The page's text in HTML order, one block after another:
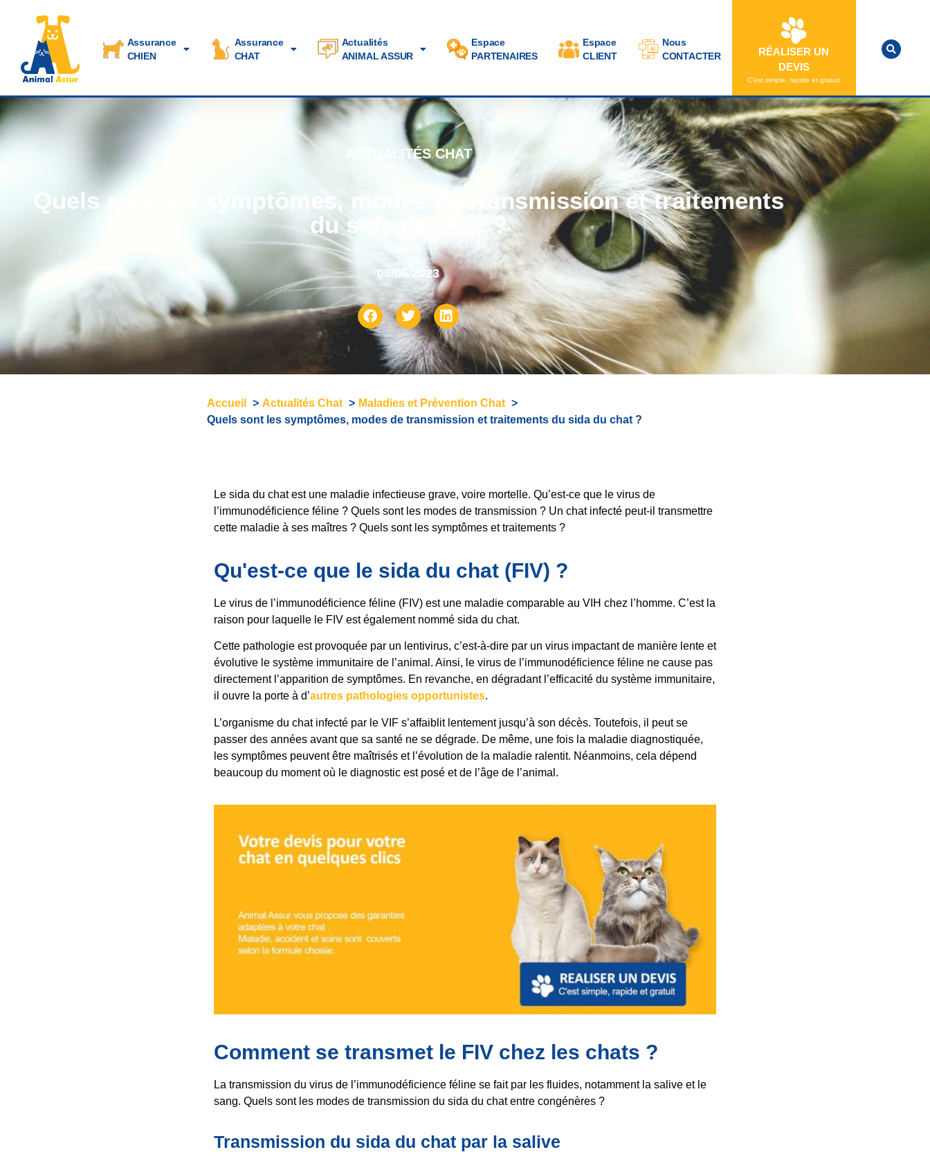
Assurance
CHIEN
Assurance
CHAT
Actualités
ANIMAL ASSUR
Espace
PARTENAIRES
Espace
CLIENT
Nous
CONTACTER
RÉALISER UN
DEVIS
C'est simple, rapide et gratuit
ACTUALITÉS CHAT
Quels sont les symptômes, modes de transmission et traitements
du sida du chat ?
06/06/2023
Accueil Actualités Chat
Maladies et Prévention Chat
Quels sont les symptômes, modes de transmission et traitements du sida du chat ?
Le sida du chat est une maladie infectieuse grave, voire mortelle. Qu’est-ce que le virus de
l’immunodéficience féline ? Quels sont les modes de transmission ? Un chat infecté peut-il transmettre
cette maladie à ses maîtres ? Quels sont les symptômes et traitements ?
Qu'est-ce que le sida du chat (FIV) ?
Le virus de l’immunodéficience féline (FIV) est une maladie comparable au VIH chez l’homme. C’est la
raison pour laquelle le FIV est également nommé sida du chat.
Cette pathologie est provoquée par un lentivirus, c’est-à-dire par un virus impactant de manière lente et
évolutive le système immunitaire de l’animal. Ainsi, le virus de l’immunodéficience féline ne cause pas
directement l’apparition de symptômes. En revanche, en dégradant l’efficacité du système immunitaire,
il ouvre la porte à d’autres pathologies opportunistes.
L’organisme du chat infecté par le VIF s’affaiblit lentement jusqu’à son décès. Toutefois, il peut se
passer des années avant que sa santé ne se dégrade. De même, une fois la maladie diagnostiquée,
les symptômes peuvent être maîtrisés et l’évolution de la maladie ralentit. Néanmoins, cela dépend
beaucoup du moment où le diagnostic est posé et de l’âge de l’animal.
Comment se transmet le FIV chez les chats ?
La transmission du virus de l’immunodéficience féline se fait par les fluides, notamment la salive et le
sang. Quels sont les modes de transmission du sida du chat entre congénères ?
Transmission du sida du chat par la salive